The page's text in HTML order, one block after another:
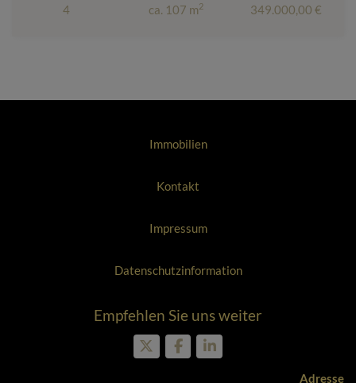
4
ca. 107 m2
349.000,00 €
Immobilien
Kontakt
Impressum
Datenschutzinformation
Empfehlen Sie uns weiter
Adresse